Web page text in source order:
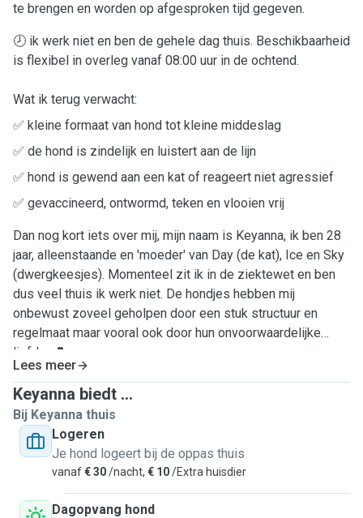
te brengen en worden op afgesproken tijd gegeven.
🕗 ik werk niet en ben de gehele dag thuis. Beschikbaarheid
is flexibel in overleg vanaf 08:00 uur in de ochtend.
Wat ik terug verwacht:
✅ kleine formaat van hond tot kleine middeslag
✅ de hond is zindelijk en luistert aan de lijn
✅ hond is gewend aan een kat of reageert niet agressief
✅ gevaccineerd, ontwormd, teken en vlooien vrij
Dan nog kort iets over mij, mijn naam is Keyanna, ik ben 28
jaar, alleenstaande en 'moeder' van Day (de kat), Ice en Sky
(dwergkeesjes). Momenteel zit ik in de ziektewet en ben
dus veel thuis ik werk niet. De hondjes hebben mij
onbewust zoveel geholpen door een stuk structuur en
regelmaat maar vooral ook door hun onvoorwaardelijke
liefde. 💕
Lees meer
Keyanna biedt ...
Bij Keyanna thuis
Logeren
Je hond logeert bij de oppas thuis
vanaf€ 30/nacht, € 10/Extra huisdier
Dagopvang hond